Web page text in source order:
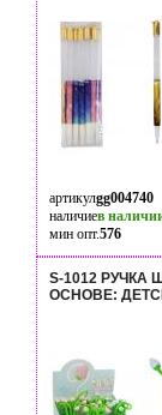
артикулgg004740
наличиев
мин опт.576
S-1012
ОСНОВЕ: